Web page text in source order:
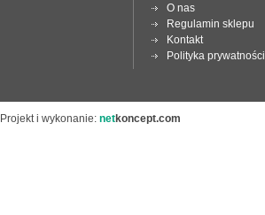
O nas
Regulamin sklepu
Kontakt
Polityka prywatności
Projekt i wykonanie: netkoncept.com